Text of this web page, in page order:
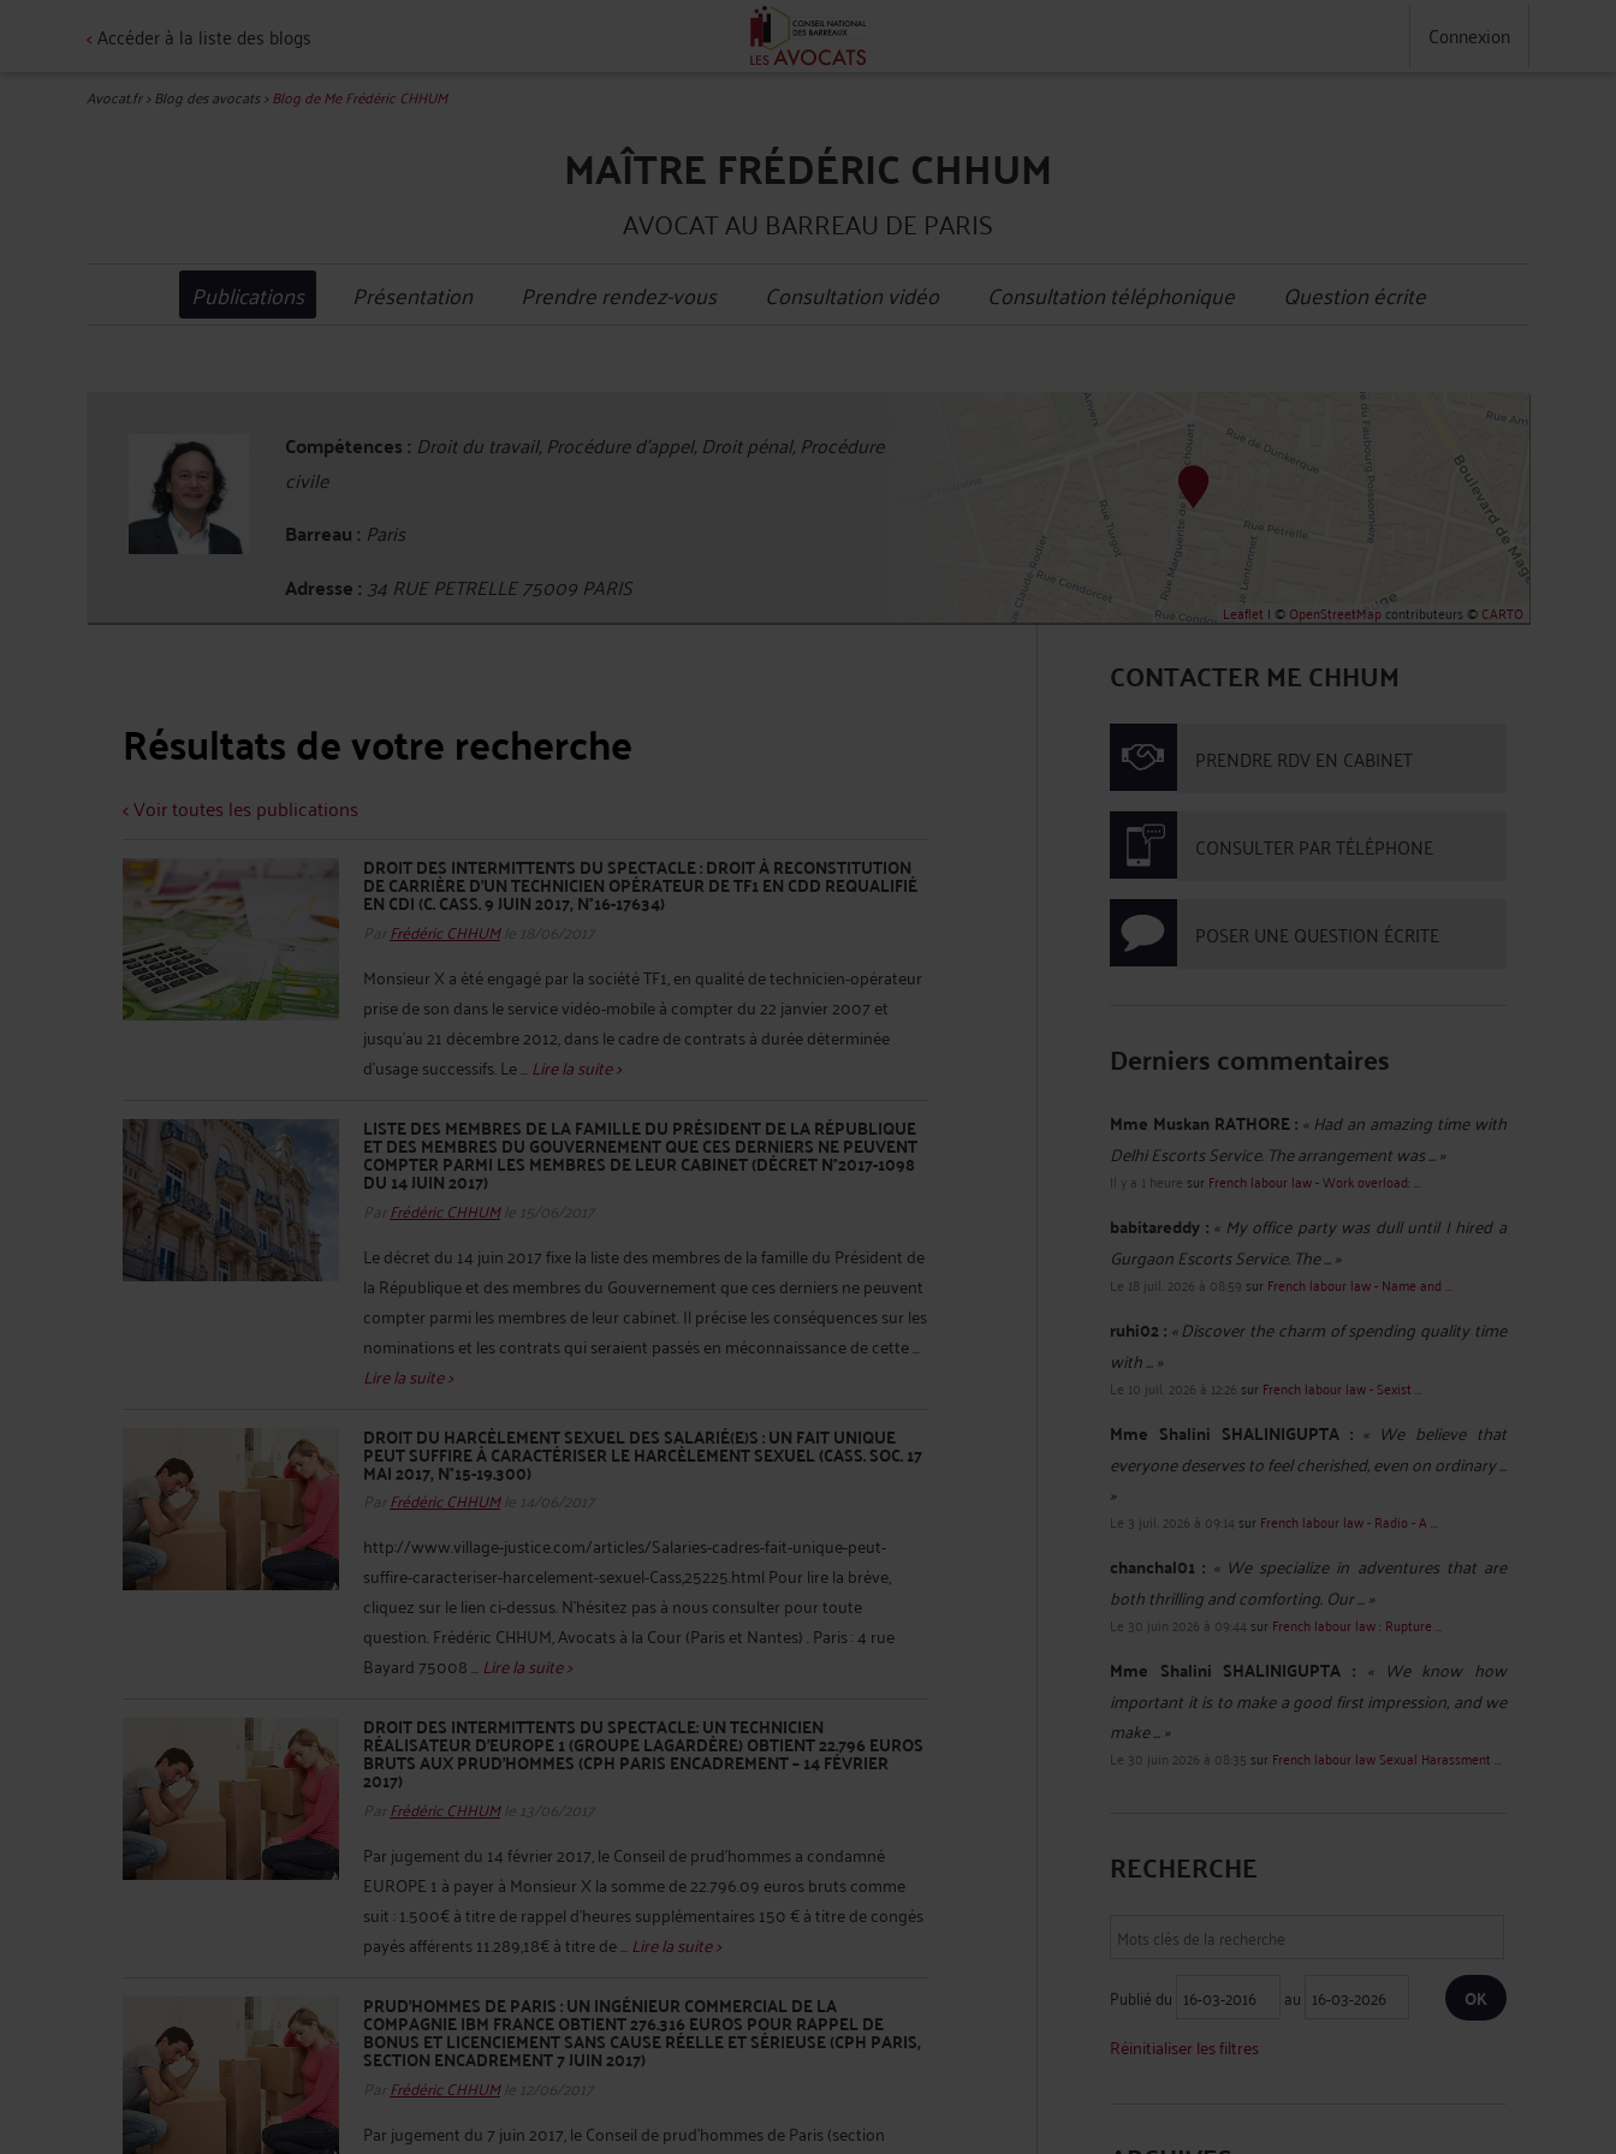
<Accéder à la liste des blogs Connexion
Avocat.fr>Blog des avocats>Blog de Me Frédéric CHHUM
MAÎTRE FRÉDÉRIC CHHUM
AVOCAT AU BARREAU DE PARIS
Publications Présentation Prendre rendez-vous Consultation vidéo Consultation téléphonique Question écrite
Compétences : Droit du travail, Procédure d'appel, Droit pénal, Procédure
civile
Barreau : Paris
Adresse : 34 RUE PETRELLE 75009 PARIS
−
Leaflet | ©OpenStreetMapcontributeurs ©CARTO
Résultats de votre recherche
< Voir toutes les publications
DROIT DES INTERMITTENTS DU SPECTACLE : DROIT À RECONSTITUTION
DE CARRIÈRE D’UN TECHNICIEN OPÉRATEUR DE TF1 EN CDD REQUALIFIÉ
EN CDI (C. CASS. 9 JUIN 2017, N°16-17634)
Par Frédéric CHHUMle 18/06/2017
Monsieur X a été engagé par la société TF1, en qualité de technicien-opérateur
prise de son dans le service vidéo-mobile à compter du 22 janvier 2007 et
jusqu'au 21 décembre 2012, dans le cadre de contrats à durée déterminée
d'usage successifs. Le ...Lire la suite >
LISTE DES MEMBRES DE LA FAMILLE DU PRÉSIDENT DE LA RÉPUBLIQUE
ET DES MEMBRES DU GOUVERNEMENT QUE CES DERNIERS NE PEUVENT
COMPTER PARMI LES MEMBRES DE LEUR CABINET (DÉCRET N°2017-1098
DU 14 JUIN 2017)
Par Frédéric CHHUMle 15/06/2017
Le décret du 14 juin 2017 fixe la liste des membres de la famille du Président de
la République et des membres du Gouvernement que ces derniers ne peuvent
compter parmi les membres de leur cabinet. Il précise les conséquences sur les
nominations et les contrats qui seraient passés en méconnaissance de cette ...
Lire la suite >
DROIT DU HARCÈLEMENT SEXUEL DES SALARIÉ(E)S : UN FAIT UNIQUE
PEUT SUFFIRE À CARACTÉRISER LE HARCÈLEMENT SEXUEL (CASS. SOC. 17
MAI 2017, N°15-19.300)
Par Frédéric CHHUMle 14/06/2017
http://www.village-justice.com/articles/Salaries-cadres-fait-unique-peut-
suffire-caracteriser-harcelement-sexuel-Cass,25225.html Pour lire la brève,
cliquez sur le lien ci-dessus. N'hésitez pas à nous consulter pour toute
question. Frédéric CHHUM, Avocats à la Cour (Paris et Nantes) . Paris : 4 rue
Bayard 75008 ...Lire la suite >
DROIT DES INTERMITTENTS DU SPECTACLE: UN TECHNICIEN
RÉALISATEUR D’EUROPE 1 (GROUPE LAGARDÈRE) OBTIENT 22.796 EUROS
BRUTS AUX PRUD’HOMMES (CPH PARIS ENCADREMENT – 14 FÉVRIER
2017)
Par Frédéric CHHUMle 13/06/2017
Par jugement du 14 février 2017, le Conseil de prud’hommes a condamné
EUROPE 1 à payer à Monsieur X la somme de 22.796.09 euros bruts comme
suit : 1.500€ à titre de rappel d’heures supplémentaires 150 € à titre de congés
payés afférents 11.289,18€ à titre de ...Lire la suite >
PRUD’HOMMES DE PARIS : UN INGÉNIEUR COMMERCIAL DE LA
COMPAGNIE IBM FRANCE OBTIENT 276.316 EUROS POUR RAPPEL DE
BONUS ET LICENCIEMENT SANS CAUSE RÉELLE ET SÉRIEUSE (CPH PARIS,
SECTION ENCADREMENT 7 JUIN 2017)
Par Frédéric CHHUMle 12/06/2017
Par jugement du 7 juin 2017, le Conseil de prud’hommes de Paris (section
CONTACTER ME CHHUM
PRENDRE RDV EN CABINET
CONSULTER PAR TÉLÉPHONE
POSER UNE QUESTION ÉCRITE
Derniers commentaires
Mme Muskan RATHORE : « Had an amazing time with
Delhi Escorts Service. The arrangement was ... »
Il y a 1 heure sur French labour law - Work overload: ...
babitareddy : « My office party was dull until I hired a
Gurgaon Escorts Service. The ... »
Le 18 juil. 2026 à 08:59 sur French labour law - Name and ...
ruhi02 : « Discover the charm of spending quality time
with ... »
Le 10 juil. 2026 à 12:26 sur French labour law - Sexist ...
Mme Shalini SHALINIGUPTA : « We believe that
everyone deserves to feel cherished, even on ordinary ...
»
Le 3 juil. 2026 à 09:14 sur French labour law - Radio - A ...
chanchal01 : « We specialize in adventures that are
both thrilling and comforting. Our ... »
Le 30 juin 2026 à 09:44 sur French labour law : Rupture ...
Mme Shalini SHALINIGUPTA : « We know how
important it is to make a good first impression, and we
make ... »
Le 30 juin 2026 à 08:35 sur French labour law Sexual Harassment ...
RECHERCHE
Publié du
au
Réinitialiser les filtres